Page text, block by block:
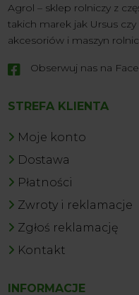
Agrol – sklep rolniczy z
takich marek jak Ursus
akcesoriów i maszyn
 Obserwuj nas na
STREFA KLIENTA
Moje konto
Dostawa
Płatności
Zwroty i reklamacje
Zgłoś reklamację
Kontakt
INFORMACJE